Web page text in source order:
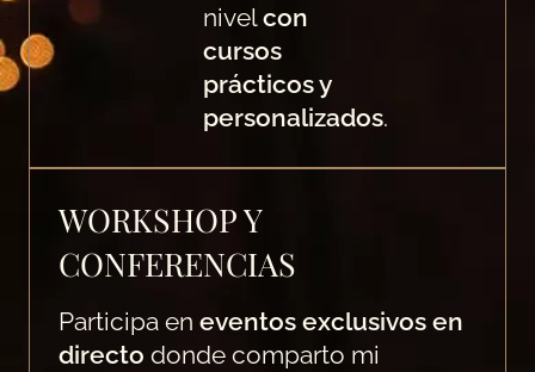
nivelcon
cursos
prácticos y
personalizados.
WORKSHOP Y
CONFERENCIAS
Participa en eventos exclusivos en
directo donde comparto mi